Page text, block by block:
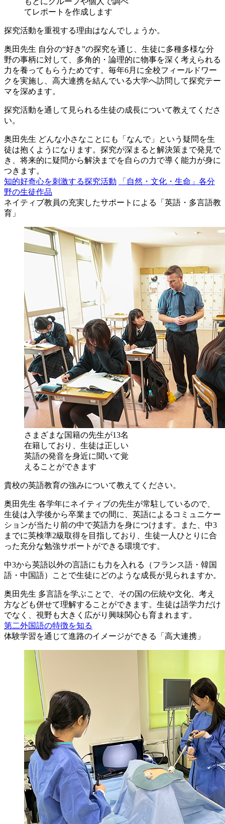
てレポートを作成します
探究活動を重視する理由はなんでしょうか。
奥田先生 自分の“好き”の探究を通じ、生徒に多種多様な分
野の事柄に対して、多角的・論理的に物事を深く考えられる
力を養ってもらうためです。毎年6月に全校フィールドワー
クを実施し、高大連携を結んでいる大学へ訪問して探究テー
マを深めます。
探究活動を通して見られる生徒の成長について教えてくださ
い。
奥田先生 どんな小さなことにも「なんで」という疑問を生
徒は抱くようになります。探究が深まると解決策まで発見で
き、将来的に疑問から解決までを自らの力で導く能力が身に
つきます。
知的好奇心を刺激する探究活動
「自然・文化・生命」各分
野の生徒作品
ネイティブ教員の充実したサポートによる「英語・多言語教
育」
さまざまな国籍の先生が13名
在籍しており、生徒は正しい
英語の発音を身近に聞いて覚
えることができます
貴校の英語教育の強みについて教えてください。
奥田先生 各学年にネイティブの先生が常駐しているので、
生徒は入学後から卒業までの間に、英語によるコミュニケー
ションが当たり前の中で英語力を身につけます。また、中3
までに英検準2級取得を目指しており、生徒一人ひとりに合
った充分な勉強サポートができる環境です。
中3から英語以外の言語にも力を入れる（フランス語・韓国
語・中国語）ことで生徒にどのような成長が見られますか。
奥田先生 多言語を学ぶことで、その国の伝統や文化、考え
方なども併せて理解することができます。生徒は語学力だけ
でなく、視野も大きく広がり興味関心も育まれます。
第二外国語の特徴を知る
体験学習を通じて進路のイメージができる「高大連携」